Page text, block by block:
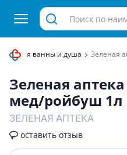
для ванны и душа Зеленая
Зеленая
мед/ройбуш 1л
ЗЕЛЕНАЯ АПТЕКА
оставить отзыв